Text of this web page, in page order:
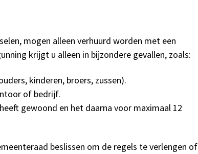
mogen alleen verhuurd worden met een
krijgt u alleen in bijzondere gevallen, zoals:
kinderen, broers, zussen).
of bedrijf.
gewoond en het daarna voor maximaal 12
beslissen om de regels te verlengen of